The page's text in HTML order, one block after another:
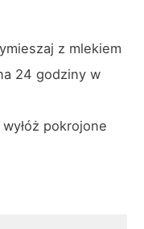
z mlekiem
24 godziny w
pokrojone